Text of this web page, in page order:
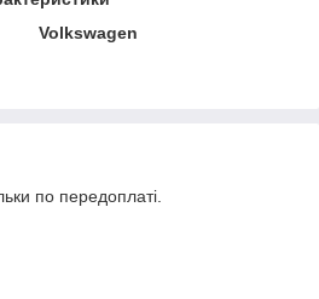
Volkswagen
по передоплаті.